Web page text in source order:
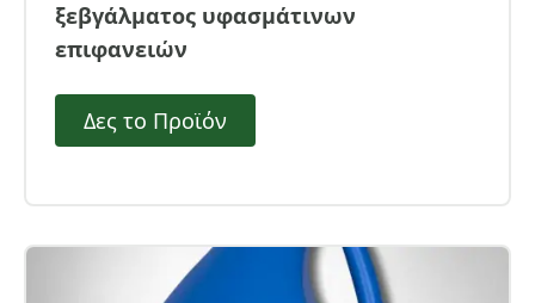
ξεβγάλματος υφασμάτινων
επιφανειών
Δες το Προϊόν